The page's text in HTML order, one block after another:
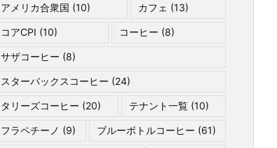
アメリカ合衆国 (10) カフェ (13)
コアCPI (10) コーヒー (8)
サザコーヒー (8)
スターバックスコーヒー (24)
タリーズコーヒー (20) テナント一覧(10)
フラペチーノ (9) ブルーボトルコーヒー (61)